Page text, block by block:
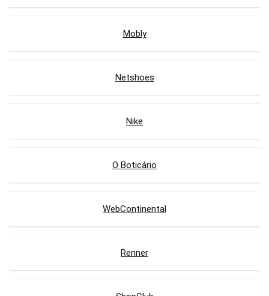
Mobly
Netshoes
Nike
O Boticário
WebContinental
Renner